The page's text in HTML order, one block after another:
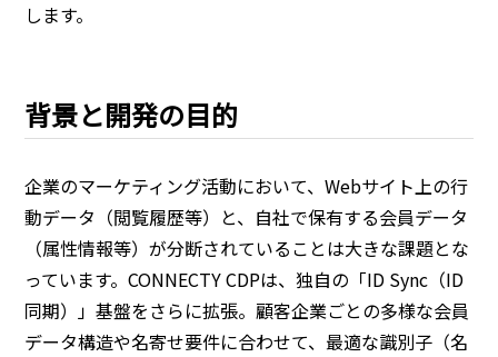
します。
背景と開発の目的
企業のマーケティング活動において、Webサイト上の行
動データ（閲覧履歴等）と、自社で保有する会員データ
（属性情報等）が分断されていることは大きな課題とな
っています。CONNECTY CDPは、独自の「ID Sync（ID
同期）」基盤をさらに拡張。顧客企業ごとの多様な会員
データ構造や名寄せ要件に合わせて、最適な識別子（名